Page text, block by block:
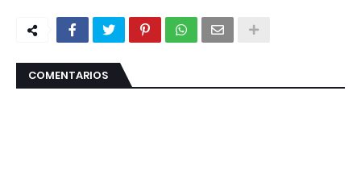
COMENTARIOS